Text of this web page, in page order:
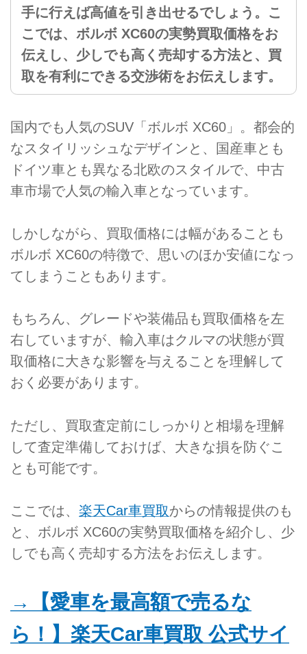
手に行えば高値を引き出せるでしょう。こ
こでは、ボルボ XC60の実勢買取価格をお
伝えし、少しでも高く売却する方法と、買
取を有利にできる交渉術をお伝えします。
国内でも人気のSUV「ボルボ XC60」。都会的
なスタイリッシュなデザインと、国産車とも
ドイツ車とも異なる北欧のスタイルで、中古
車市場で人気の輸入車となっています。
しかしながら、買取価格には幅があることも
ボルボ XC60の特徴で、思いのほか安値になっ
てしまうこともあります。
もちろん、グレードや装備品も買取価格を左
右していますが、輸入車はクルマの状態が買
取価格に大きな影響を与えることを理解して
おく必要があります。
ただし、買取査定前にしっかりと相場を理解
して査定準備しておけば、大きな損を防ぐこ
とも可能です。
ここでは、 楽天Car車買取からの情報提供のも
と、ボルボ XC60の実勢買取価格を紹介し、少
しでも高く売却する方法をお伝えします。
→【愛車を最高額で売るな
ら！】楽天Car車買取 公式サイ